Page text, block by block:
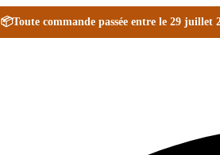
📦Toute commande passée entre le 29 juillet